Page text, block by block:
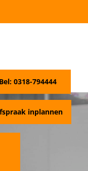
Bel: 0318-794444
inplannen